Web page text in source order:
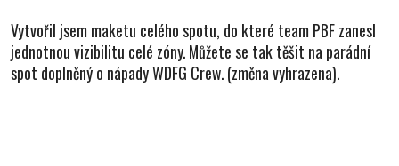
Vytvořil jsem maketu celého spotu, do které team PBF zanesl
jednotnou vizibilitu celé zóny. Můžete se tak těšit na parádní
spot doplněný o nápady WDFG Crew. (změna vyhrazena).